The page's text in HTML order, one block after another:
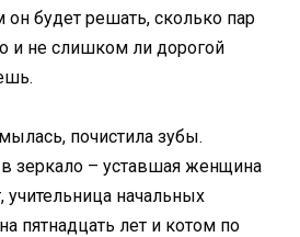
он будет решать, сколько пар
и не слишком ли дорогой
почистила зубы.
зеркало – уставшая женщина
учительница начальных
пятнадцать лет и котом по